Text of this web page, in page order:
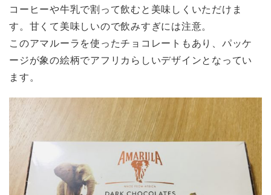
コーヒーや牛乳で割って飲むと美味しくいただけま
す。甘くて美味しいので飲みすぎには注意。
このアマルーラを使ったチョコレートもあり、パッケ
ージが象の絵柄でアフリカらしいデザインとなってい
ます。